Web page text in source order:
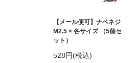
【メール便可】ナベネジ
M2.5 × 各サイズ （5個セ
ット）
528円(税込)